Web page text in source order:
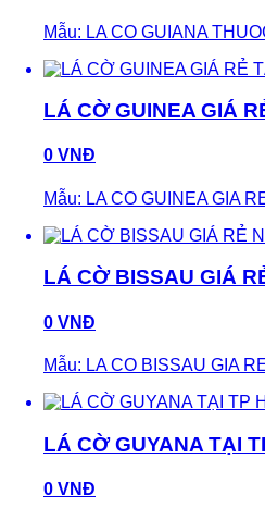
Mẫu: LA CO GUIANA
LÁ CỜ GUINEA GIÁ
0 VNĐ
Mẫu: LA CO GUINEA GIA
LÁ CỜ BISSAU GIÁ
0 VNĐ
Mẫu: LA CO BISSAU GIA
LÁ CỜ GUYANA TẠI
0 VNĐ